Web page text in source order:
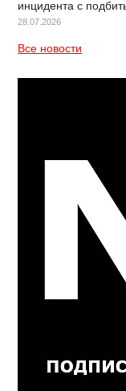
инцидента с
28.07.2026
Все новости